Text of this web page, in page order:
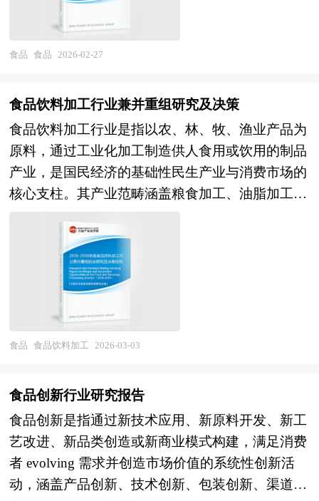
糖”“低糖”食品的强制标准：例如，中国《预包装
食品营养标签通则》规定，“无糖”指每100毫升饮
料中含糖量≤0.5克，“低糖”则要求≤5克。此外，产
障消费者知情权。随着健康消费趋势的兴起，无糖
果汁已从单一的功能性饮品发展为涵盖纯果汁、复
合果汁、NFC（非浓缩还原）果汁等多个品类的细
分市场，其技术发展正朝着更天然、更营养、更接
近鲜果口感的方向演进。 本报告利用中研普华长
同时依据国家统计局、国家商务部、国家发改委、
国务院发展研究中心、行业协会、中国行业研究
网、全国及海外专业研究机构提供的大量权威资
料，采用与国际同步的科学分析模型，全面而准确
地为您从行业的整体高度来架构分析体系。让您全
面、准确地把握整个无糖果汁行业的市场走向和发
竞争格局、标杆企业、发展趋势、机会风险、发展
策略与投资建议等进行了分析，并重点分析了我国
无糖果汁行业将面临的机遇与挑战。报告将帮助无
糖果汁企业、学术科研单位、投资企业准确了解无
糖果汁行业最新发展动向，及早发现无糖果汁行业
收利用，进而支持新陈代谢、组织修复与免疫调节
等生命过程。 随着社会进步与消费升级，食品的
定义正从单纯的“生存必需品”向“健康、文化与情
求，还需兼顾口感体验、文化认同与情感共鸣，例
理念，而定制化食品则满足个性化健康需求，共同
构建起食品作为人类生活核心要素的多元价值体
系。 "产业园区"是执行城市产业职能的重要空间形
态，园区在改善区域投资环境、引进外资、促进产
业结构调整和发展经济等方面发挥积极的辐射、示
范和带动作用，成为城市经济腾飞的助推器。产业
园区是区域经济发展、产业调整和升级的重要空间
聚集形式，担负着聚集创新资源、培育新兴产业、
推动城市化建设等一系列的重要使命。园区的具体
形式多种多样，主要包括高新区、开发区、科技
园、工业区、产业基地、特色产业园等以及近来各
作为产业集群的要载体和组成部分，现在园区经济
效应已引起越来越多人关注。国内外产业园区发展
成功案例表明，产业园区能够有效地创造聚集力，
通过共享资源的、克服外部负效应，带动关联产业
的发展，从而有效地推动产业集群的形成。产业园
食品 食品 2026-02-27
食品饮料加工行业兼并重组研究及决策
食品饮料加工行业是指以农、林、牧、渔业产品为
原料，通过工业化加工制造供人食用或饮用的制品
产业，是国民经济的基础性民生产业与消费市场的
核心支柱。其产业范畴涵盖粮食加工、油脂加工、
品、方便食品、保健食品等多元品类，涉及食品科
学、生物技术、机械工程、供应链管理、品牌营销
等多领域交叉融合，具有刚需属性强、消费频次
高、产业链条长、安全要求严苛、创新迭代快的显
著特征。作为满足人民基本生活需求与品质消费升
级的重要载体，食品饮料加工行业不仅直接贡献经
需扩大的关键抓手，其产业属性兼具传统制造业的
质，是衡量国家民生保障水平与消费活力的重要标
志。 企业并购包括兼并与收购。公司兼并是指经
由转移公司所有权的形式，一家或多家公司的全部
资产与责任不需经过清算都转移为另一公司所有，
食品 食品饮料加工 2026-03-03
食品创新行业研究报告
食品创新是指通过新技术应用、新原料开发、新工
艺改进、新品类创造或新商业模式构建，满足消费
者 evolving 需求并创造市场价值的系统性创新活
动，涵盖产品创新、技术创新、包装创新、渠道创